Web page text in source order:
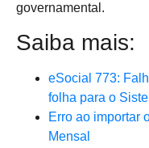
governamental.
Saiba mais:
eSocial 773:
folha para o
Erro ao importar
Mensal